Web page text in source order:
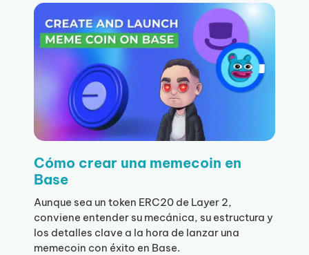
Cómo crear una memecoin en
Base
Aunque sea un token ERC20 de Layer 2,
conviene entender su mecánica, su estructura y
los detalles clave a la hora de lanzar una
memecoin con éxito en Base.